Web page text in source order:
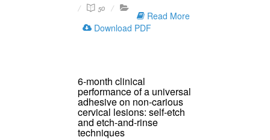
50
Read More
Download PDF
6-month clinical
performance of a universal
adhesive on non-carious
cervical lesions: self-etch
and etch-and-rinse
techniques